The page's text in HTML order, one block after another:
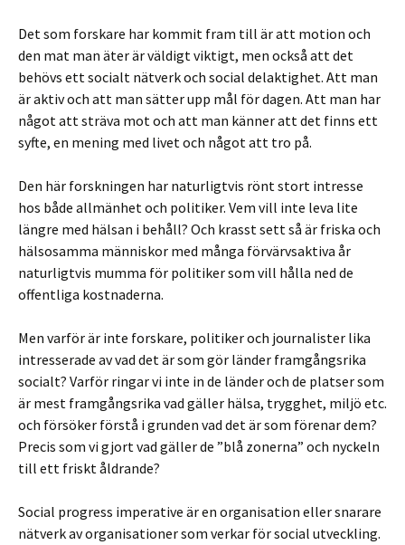
Det som forskare har kommit fram till är att motion och
den mat man äter är väldigt viktigt, men också att det
behövs ett socialt nätverk och social delaktighet. Att man
är aktiv och att man sätter upp mål för dagen. Att man har
något att sträva mot och att man känner att det finns ett
syfte, en mening med livet och något att tro på.
Den här forskningen har naturligtvis rönt stort intresse
hos både allmänhet och politiker. Vem vill inte leva lite
längre med hälsan i behåll? Och krasst sett så är friska och
hälsosamma människor med många förvärvsaktiva år
naturligtvis mumma för politiker som vill hålla ned de
offentliga kostnaderna.
Men varför är inte forskare, politiker och journalister lika
intresserade av vad det är som gör länder framgångsrika
socialt? Varför ringar vi inte in de länder och de platser som
är mest framgångsrika vad gäller hälsa, trygghet, miljö etc.
och försöker förstå i grunden vad det är som förenar dem?
Precis som vi gjort vad gäller de ”blå zonerna” och nyckeln
till ett friskt åldrande?
Social progress imperative är en organisation eller snarare
nätverk av organisationer som verkar för social utveckling.